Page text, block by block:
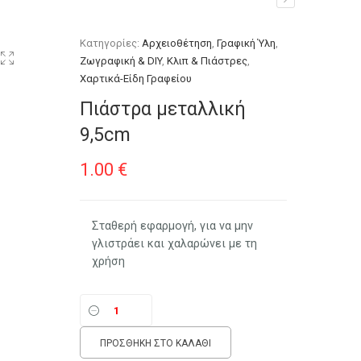
Κατηγορίες:Αρχειοθέτηση,Γραφική Ύλη,
Ζωγραφική & DIY,Κλιπ & Πιάστρες,
Χαρτικά-Είδη Γραφείου
Πιάστρα μεταλλική
9,5cm
1.00 €
Σταθερή εφαρμογή, για να μην
γλιστράει και χαλαρώνει με τη
χρήση
ΠΡΟΣΘΉΚΗ ΣΤΟ ΚΑΛΆΘΙ